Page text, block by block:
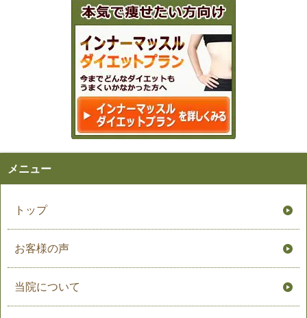
メニュー
トップ
お客様の声
当院について